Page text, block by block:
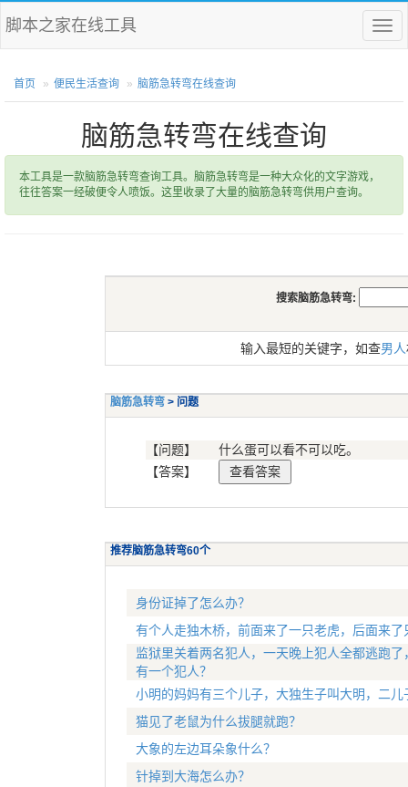
菜
单
脚本之家在线工具
首页 便民生活查询 脑筋急转弯在线查询
脑筋急转弯在线查询
本工具是一款脑筋急转弯查询工具。脑筋急转弯是一种大众化的文字游戏，
往往答案一经破便令人喷饭。这里收录了大量的脑筋急转弯供用户查询。
搜索脑筋急转弯:
输入最短的关键字，如查男人
脑筋急转弯 > 问题
【问题】
什么蛋可以看不可以吃。
【答案】
推荐脑筋急转弯60个
身份证掉了怎么办？
有个人走独木桥，前面来了一只老虎，后面来
监狱里关着两名犯人，一天晚上犯人全都逃跑
有一个犯人？
小明的妈妈有三个儿子，大独生子叫大明，二
猫见了老鼠为什么拔腿就跑？
大象的左边耳朵象什么？
针掉到大海怎么办？